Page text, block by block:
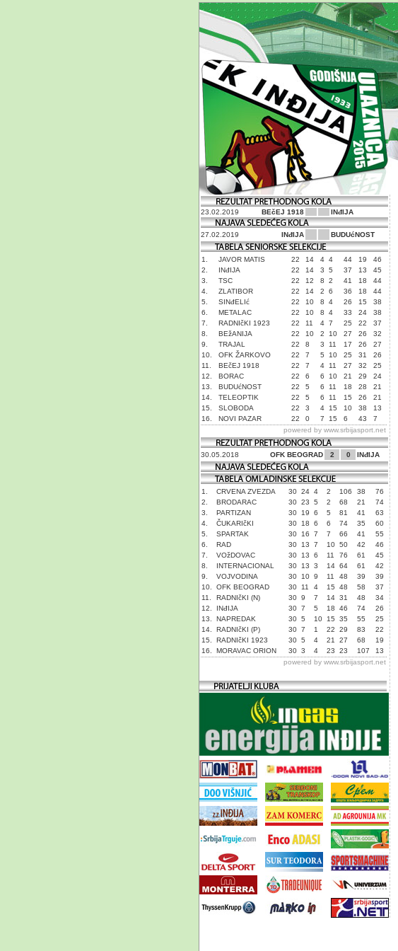
23.02.2019 BEčEJ 1918 INđIJA
27.02.2019 INđIJA BUDUćNOST
1. JAVOR MATIS 22 14 4 4 44 19
46
2.
INđIJA 22 14 3 5 37 13
45
3.
TSC 22 12 8 2 41 18
44
4.
ZLATIBOR 22 14 2 6 36 18
44
5.
SINđELIć 22 10 8 4 26 15
38
6.
METALAC 22 10 8 4 33 24
38
7.
RADNIčKI 1923 22 11 4 7 25 22
37
8.
BEžANIJA 22 10 2 10 27 26
32
9.
TRAJAL 22 8 3 11 17 26
27
10.
OFK ŽARKOVO 22 7 5 10 25 31
26
11.
BEčEJ 1918 22 7 4 11 27 32
25
12.
BORAC 22 6 6 10 21 29
24
13.
BUDUćNOST 22 5 6 11 18 28
21
14.
TELEOPTIK 22 5 6 11 15 26
21
15.
SLOBODA 22 3 4 15 10 38
13
16.
NOVI PAZAR 22 0 7 15 6 43
7
powered by www.srbijasport.net
30.05.2018 OFK BEOGRAD 2 0 INđIJA
1. CRVENA ZVEZDA 30 24 4 2 106 38
76
2.
BRODARAC 30 23 5 2 68 21
74
3.
PARTIZAN 30 19 6 5 81 41
63
4.
ČUKARIčKI 30 18 6 6 74 35
60
5.
SPARTAK 30 16 7 7 66 41
55
6.
RAD 30 13 7 10 50 42
46
7.
VOžDOVAC 30 13 6 11 76 61
45
8.
INTERNACIONAL 30 13 3 14 64 61
42
9.
VOJVODINA 30 10 9 11 48 39
39
10.
OFK BEOGRAD 30 11 4 15 48 58
37
11.
RADNIčKI (N) 30 9 7 14 31 48
34
12.
INđIJA 30 7 5 18 46 74
26
13.
NAPREDAK 30 5 10 15 35 55
25
14.
RADNIčKI (P) 30 7 1 22 29 83
22
15.
RADNIčKI 1923 30 5 4 21 27 68
19
16.
MORAVAC ORION 30 3 4 23 23 107
13
powered by www.srbijasport.net